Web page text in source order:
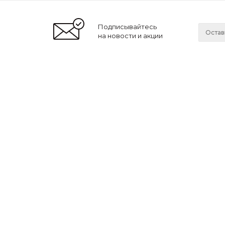
Подписывайтесь
на новости и акции